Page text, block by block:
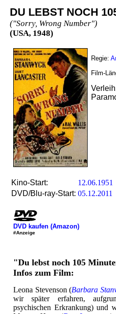
DU LEBST NOCH
("Sorry, Wrong Number")
(USA, 1948)
Regie:
Film-
Kino-Start:
12.06.1951
DVD/Blu-ray-Start: 05.12.2011
DVD kaufen (Amazon)
#Anzeige
"Du lebst noch 105
Infos zum Film:
Leona Stevenson (Barbara
wir später erfahren,
psychischen Erkrankung) und